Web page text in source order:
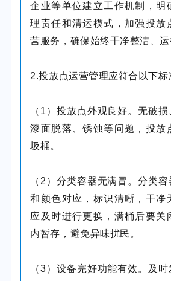
企业等单位建立工作机制，明
理责任和清运模式，加强投放
营服务，确保始终干净整洁、运
2.投放点运营管理应符合以下标
（1）投放点外观良好。无破损
漆面脱落、锈蚀等问题，投放
圾桶。
（2）分类容器无满冒。分类
和颜色对应，标识清晰，干净
应及时进行更换，满桶后要关
内暂存，避免异味扰民。
（3）设备完好功能有效。及